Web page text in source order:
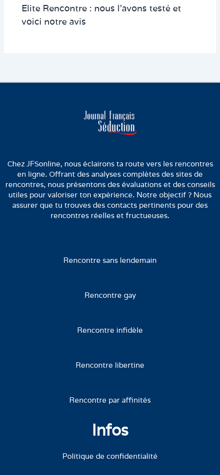
Elite Rencontre : nous l’avons testé et
voici notre avis
Chez JFSonline, nous éclairons ta route vers les rencontres
en ligne. Offrant des analyses complètes des sites de
rencontres, nous présentons des évaluations et des conseils
utiles pour valoriser ton expérience. Notre objectif ? Nous
assurer que tu trouves des contacts pertinents pour des
rencontres réelles et fructueuses.
Rencontre sans lendemain
Rencontre gay
Rencontre infidèle
Rencontre libertine
Rencontre par affinités
Infos
Politique de confidentialité